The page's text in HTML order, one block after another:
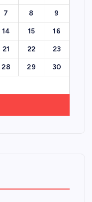
7 8 9
14 15 16
21 22 23
28 29 30